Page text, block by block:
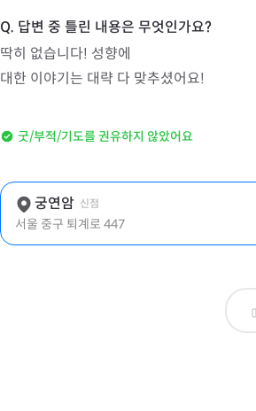
딱히 없습니다! 성향에
대한 이야기는 대략 다 맞추셨어요!
굿/부적/기도를 권유하지 않았어요
궁연암 신점
서울 중구 퇴계로 447